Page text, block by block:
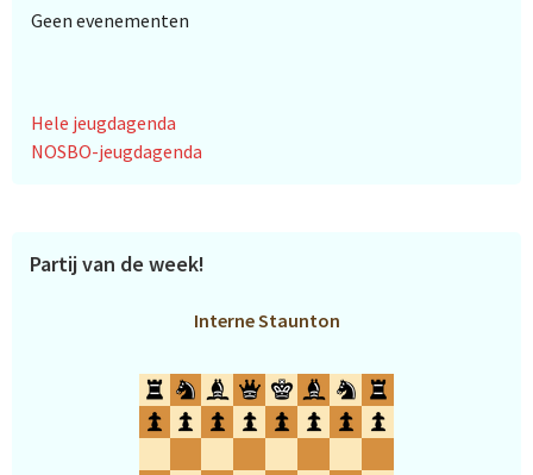
Geen evenementen
Hele jeugdagenda
NOSBO-jeugdagenda
Partij van de week!
Interne Staunton